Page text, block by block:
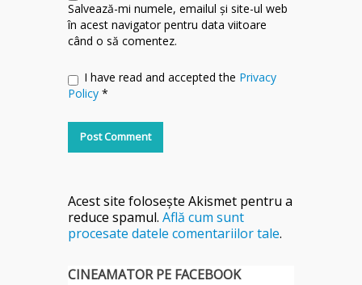
Salvează-mi numele, emailul și site-ul web
în acest navigator pentru data viitoare
când o să comentez.
I have read and accepted the Privacy
Policy *
Acest site folosește Akismet pentru a
reduce spamul. Află cum sunt
procesate datele comentariilor tale.
CINEAMATOR PE FACEBOOK